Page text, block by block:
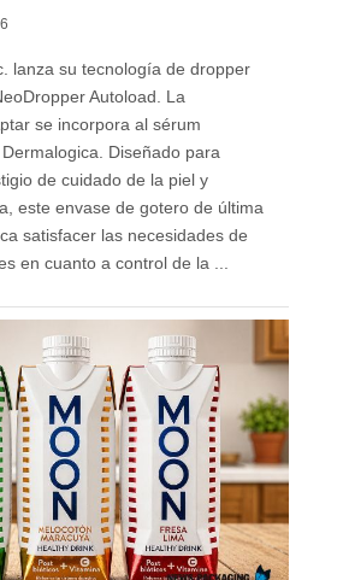
lanza su tecnología de dropper
Autoload. La
se incorpora al sérum
Diseñado para
de cuidado de la piel y
este envase de gotero de última
satisfacer las necesidades de
en cuanto a control de la ...